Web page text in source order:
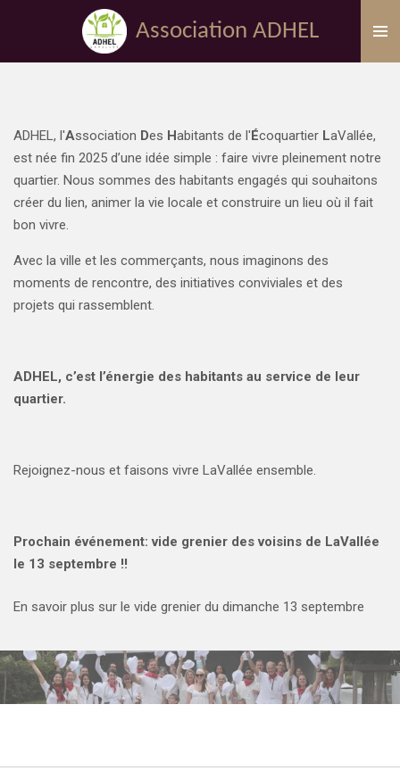
contenu
Association ADHEL
ADHEL, l'Association Des Habitants de l'Écoquartier LaVallée,
est née fin 2025 d’une idée simple : faire vivre pleinement notre
quartier. Nous sommes des habitants engagés qui souhaitons
créer du lien, animer la vie locale et construire un lieu où il fait
bon vivre.
Avec la ville et les commerçants, nous imaginons des
moments de rencontre, des initiatives conviviales et des
projets qui rassemblent.
ADHEL, c’est l’énergie des habitants au service de leur
quartier.
Rejoignez-nous et faisons vivre LaVallée ensemble.
Prochain événement: vide grenier des voisins de LaVallée
le 13 septembre !!
En savoir plus sur le vide grenier du dimanche 13 septembre